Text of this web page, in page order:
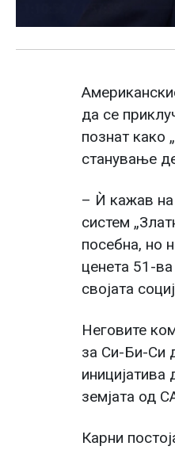
да се
познат како
станување
– Ѝ кажав на
систем
посебна, но
ценета 51-
својата
Неговите
за Си-Би-Си
иницијатива
земјата од
Карни